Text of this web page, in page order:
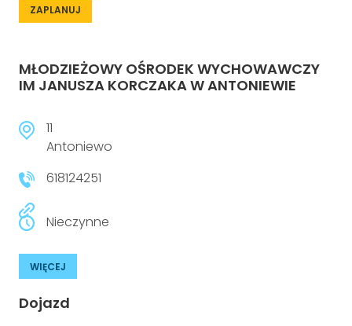
ZAPLANUJ
MŁODZIEŻOWY OŚRODEK WYCHOWAWCZY
IM JANUSZA KORCZAKA W ANTONIEWIE
11
Antoniewo
618124251
Nieczynne
WIĘCEJ
Dojazd